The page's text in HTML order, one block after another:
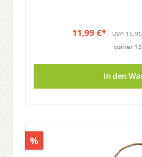
11,99 €* UVP
vorher
In den
%